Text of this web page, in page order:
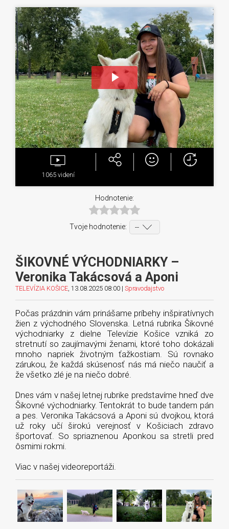
Play
Video
1065 videní
Hodnotenie:
Tvoje hodnotenie:
ŠIKOVNÉ VÝCHODNIARKY –
Veronika Takácsová a Aponi
TELEVÍZIA KOŠICE , 13.08.2025 08:00 | Spravodajstvo
Počas prázdnin vám prinášame príbehy inšpiratívnych
žien z východného Slovenska. Letná rubrika Šikovné
východniarky z dielne Televízie Košice vzniká zo
stretnutí so zaujímavými ženami, ktoré toho dokázali
mnoho napriek životným ťažkostiam. Sú rovnako
zárukou, že každá skúsenosť nás má niečo naučiť a
že všetko zlé je na niečo dobré.
Dnes vám v našej letnej rubrike predstavíme hneď dve
Šikovné východniarky. Tentokrát to bude tandem pán
a pes. Veronika Takácsová a Aponi sú dvojkou, ktorá
už roky učí širokú verejnosť v Košiciach zdravo
športovať. So spriaznenou Aponkou sa stretli pred
ôsmimi rokmi.
Viac v našej videoreportáži.